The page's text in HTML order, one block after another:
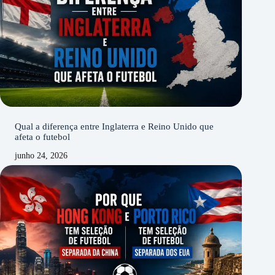
Qual a diferença entre Inglaterra e Reino Unido que
afeta o futebol
junho 24, 2026